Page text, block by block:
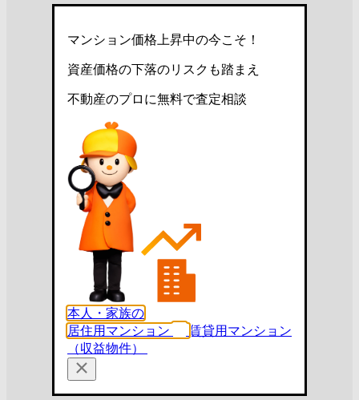
マンション価格上昇中の今こそ！
資産価格の下落のリスクも踏まえ
不動産のプロに無料で査定相談
本人・家族の
居住用マンション
賃貸用マンション
（収益物件）